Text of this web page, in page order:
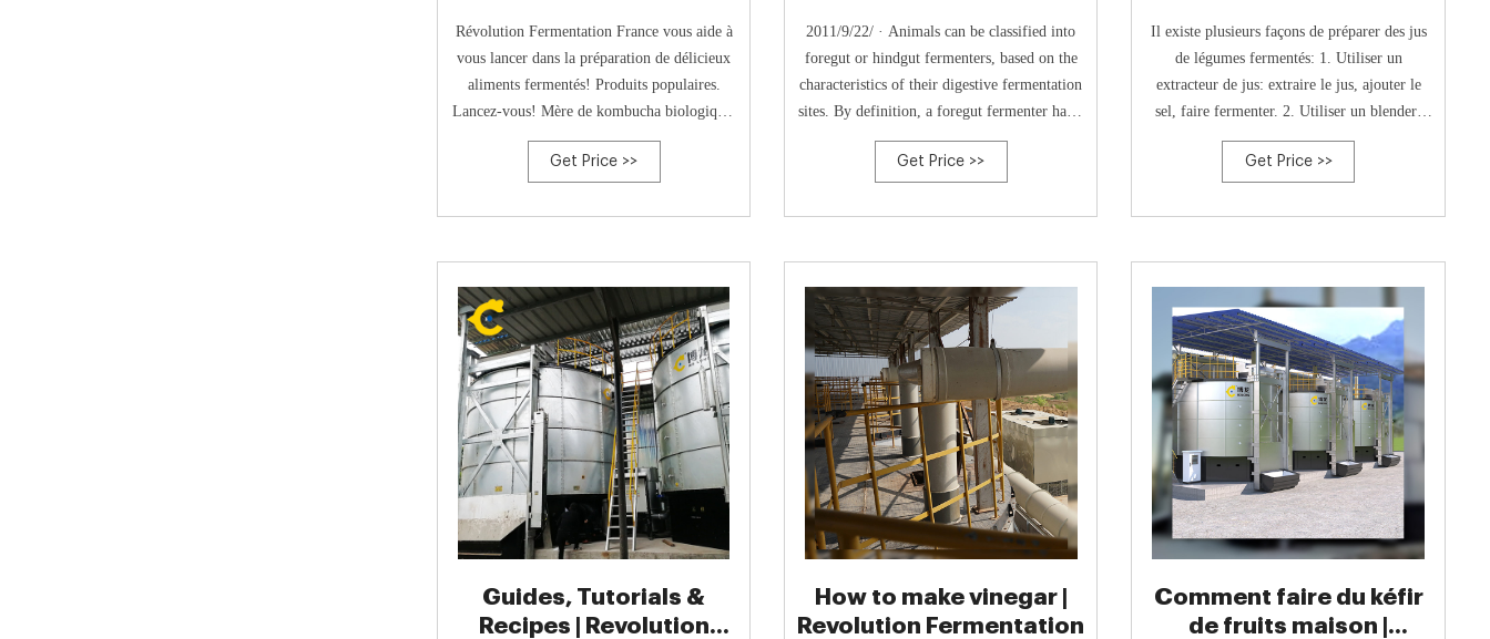
Révolution Fermentation France vous aide à
vous lancer dans la préparation de délicieux
aliments fermentés! Produits populaires.
Lancez-vous! Mère de kombucha biologique.
€12,90. 4.16 / 5.0 (19) 19. Mère de
kombucha biologique Mère de kombucha
Get Price >>
2011/9/22/ · Animals can be classified into
foregut or hindgut fermenters, based on the
characteristics of their digestive fermentation
sites. By definition, a foregut fermenter has a
pre-gastric fermentation chamber whereas a
hindgut fermenter has enlarged fermentation
(Stevens and Hume, 1998). The cow rumen is
Get Price >>
Il existe plusieurs façons de préparer des jus
de légumes fermentés: 1. Utiliser un
extracteur de jus: extraire le jus, ajouter le
sel, faire fermenter. 2. Utiliser un blender:
blender les ingrédients, filtrer, ajouter le sel,
faire fermenter. Avantages: Nécessite
Get Price >>
Guides, Tutorials &
Recipes | Revolution
How to make vinegar |
Revolution Fermentation
Comment faire du kéfir
de fruits maison |